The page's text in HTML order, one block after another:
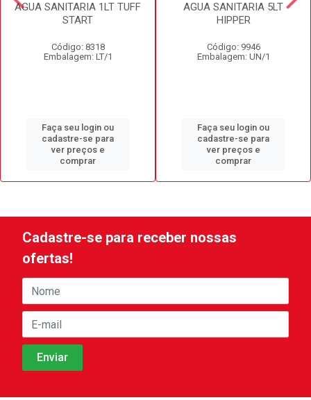
AGUA SANITARIA 1LT TUFF
START
Código: 8318
Embalagem: LT/1
Faça seu login ou
cadastre-se para
ver preços e
comprar
AGUA SANITARIA 5LT
HIPPER
Código: 9946
Embalagem: UN/1
Faça seu login ou
cadastre-se para
ver preços e
comprar
Cadastre-se para receber nossas
ofertas!